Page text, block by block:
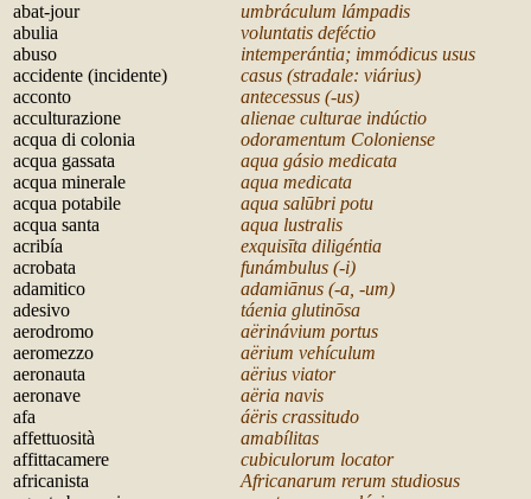
abat-jour
umbráculum lámpadis
abulia
voluntatis deféctio
abuso
intemperántia; immódicus usus
accidente (incidente)
casus (stradale: viárius)
acconto
antecessus (-us)
acculturazione
alienae culturae indúctio
acqua di colonia
odoramentum Coloniense
acqua gassata
aqua gásio medicata
acqua minerale
aqua medicata
acqua potabile
aqua salūbri potu
acqua santa
aqua lustralis
acribía
exquisīta diligéntia
acrobata
funámbulus (-i)
adamitico
adamiānus (-a, -um)
adesivo
táenia glutinōsa
aerodromo
aërinávium portus
aeromezzo
aërium vehículum
aeronauta
aërius viator
aeronave
aëria navis
afa
áëris crassitudo
affettuosità
amabílitas
affittacamere
cubiculorum locator
africanista
Africanarum rerum studiosus